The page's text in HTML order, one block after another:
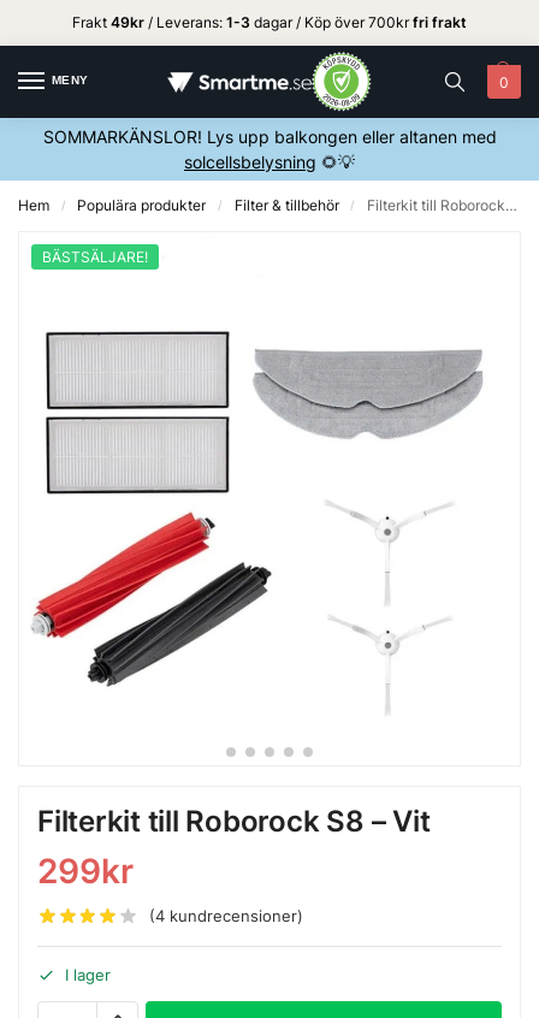
Frakt 49kr / Leverans: 1-3 dagar / Köp över 700krfri frakt
MENY 0
SOMMARKÄNSLOR! Lys upp balkongen eller altanen med
solcellsbelysning 🌻💡
Hem / Populära produkter / Filter & tillbehör / Filterkit till Roborock S8 – Vit
BÄSTSÄLJARE!
Filterkit till Roborock S8 – Vit
299kr
(4 kundrecensioner)
I lager